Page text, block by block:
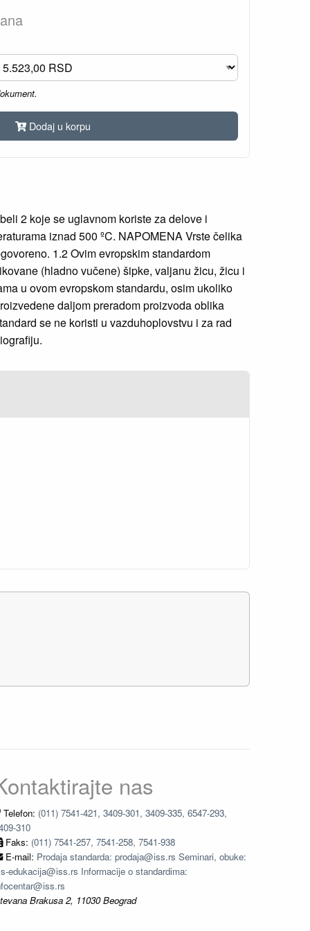
Dodaj u korpu
2 koje se uglavnom koriste za delove i
iznad 500 ºC. NAPOMENA Vrste čelika
1.2 Ovim evropskim standardom
(hladno vučene) šipke, valjanu žicu, žicu i
u ovom evropskom standardu, osim ukoliko
daljom preradom proizvoda oblika
se ne koristi u vazduhoplovstvu i za rad
nas
Telefon: (011) 7541-421, 3409-301, 3409-335, 6547-293,
310
Faks: (011) 7541-257, 7541-258, 7541-938
E-mail: Prodaja standarda: prodaja@iss.rs Seminari, obuke:
edukacija@iss.rs Informacije o standardima:
Brakusa 2, 11030 Beograd